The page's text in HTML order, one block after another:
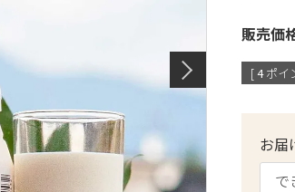
販売価
[4 ポイ
お届